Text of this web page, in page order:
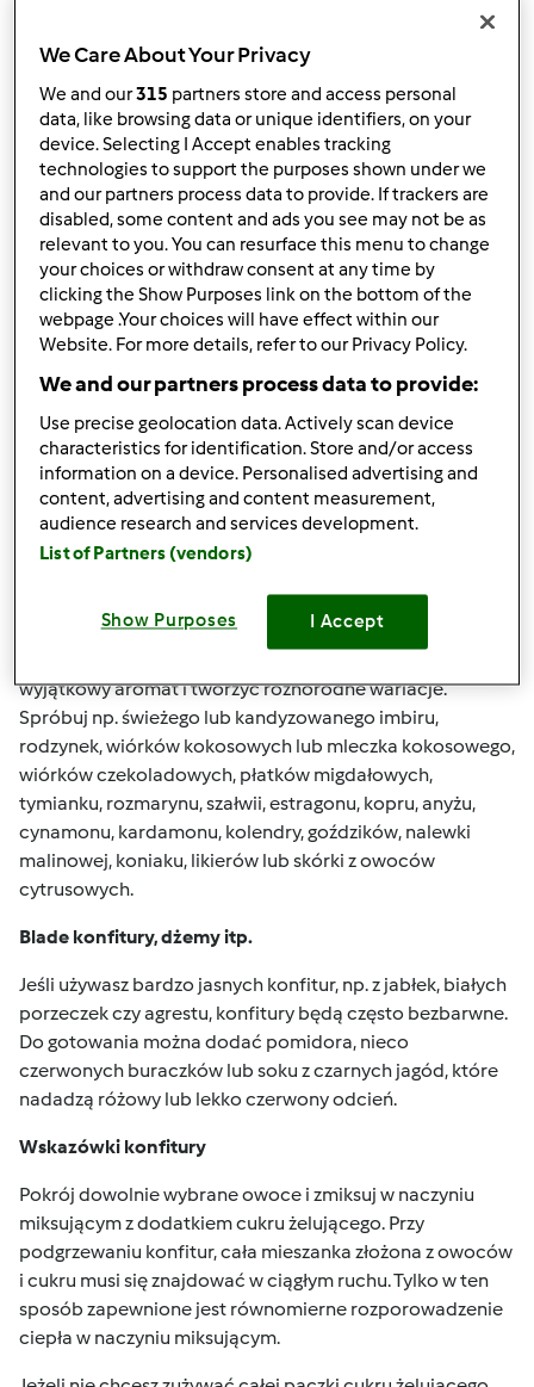
truskawkowy/472873
http://www.przepisownia.pl/sosydipypasty-
przepisy/d%C5%BCem-truskawkowo-bananowy/472355
Góra strony
Zaloguj lub zarejestruj się aby dodawać
komentarze
czw., 07/17/2014 - 10:13
Kilka pomocnych uwag:
Urozmaicenie konfitur, dżemów itp.
wyjątkowy aromat i tworzyć różnorodne wariacje.
Spróbuj np. świeżego lub kandyzowanego imbiru,
rodzynek, wiórków kokosowych lub mleczka kokosowego,
wiórków czekoladowych, płatków migdałowych,
tymianku, rozmarynu, szałwii, estragonu, kopru, anyżu,
cynamonu, kardamonu, kolendry, goździków, nalewki
malinowej, koniaku, likierów lub skórki z owoców
cytrusowych.
Blade konfitury, dżemy itp.
Jeśli używasz bardzo jasnych konfitur, np. z jabłek, białych
porzeczek czy agrestu, konfitury będą często bezbarwne.
Do gotowania można dodać pomidora, nieco
czerwonych buraczków lub soku z czarnych jagód, które
nadadzą różowy lub lekko czerwony odcień.
Wskazówki konfitury
Pokrój dowolnie wybrane owoce i zmiksuj w naczyniu
miksującym z dodatkiem cukru żelującego. Przy
podgrzewaniu konfitur, cała mieszanka złożona z owoców
i cukru musi się znajdować w ciągłym ruchu. Tylko w ten
sposób zapewnione jest równomierne rozporowadzenie
ciepła w naczyniu miksującym.
We Care About Your Privacy
We and our315 partners store and access personal
data, like browsing data or unique identifiers, on your
device. Selecting I Accept enables tracking
technologies to support the purposes shown under we
and our partners process data to provide. If trackers are
disabled, some content and ads you see may not be as
relevant to you. You can resurface this menu to change
your choices or withdraw consent at any time by
clicking the Show Purposes link on the bottom of the
webpage .Your choices will have effect within our
Website. For more details, refer to our Privacy Policy.
We and our partners process data to provide:
Use precise geolocation data. Actively scan device
characteristics for identification. Store and/or access
information on a device. Personalised advertising and
content, advertising and content measurement,
audience research and services development.
List of Partners (vendors)
Show Purposes I Accept